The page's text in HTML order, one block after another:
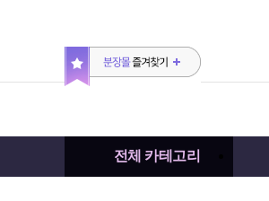
전체 카테고리